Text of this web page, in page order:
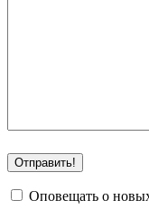
Оповещать о